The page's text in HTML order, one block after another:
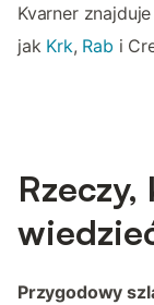
Kvarner
jak Krk, Rab i
Przygodowy